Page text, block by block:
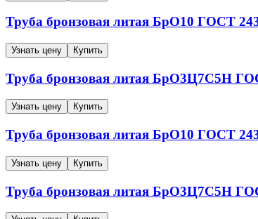
Труба бронзовая литая БрО10 ГОСТ
Узнать цену Купить
Труба бронзовая литая БрО3Ц7С5Н
Узнать цену Купить
Труба бронзовая литая БрО10 ГОСТ
Узнать цену Купить
Труба бронзовая литая БрО3Ц7С5Н